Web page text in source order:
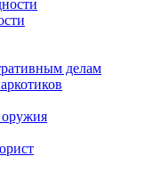
делам